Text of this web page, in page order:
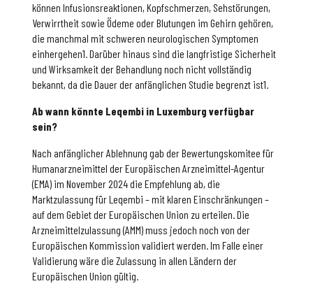
können Infusionsreaktionen, Kopfschmerzen, Sehstörungen,
Verwirrtheit sowie Ödeme oder Blutungen im Gehirn gehören,
die manchmal mit schweren neurologischen Symptomen
einhergehen1. Darüber hinaus sind die langfristige Sicherheit
und Wirksamkeit der Behandlung noch nicht vollständig
bekannt, da die Dauer der anfänglichen Studie begrenzt ist1.
Ab wann könnte Leqembi in Luxemburg verfügbar
sein?
Nach anfänglicher Ablehnung gab der Bewertungskomitee für
Humanarzneimittel der Europäischen Arzneimittel-Agentur
(EMA) im November 2024 die Empfehlung ab, die
Marktzulassung für Leqembi – mit klaren Einschränkungen –
auf dem Gebiet der Europäischen Union zu erteilen. Die
Arzneimittelzulassung (AMM) muss jedoch noch von der
Europäischen Kommission validiert werden. Im Falle einer
Validierung wäre die Zulassung in allen Ländern der
Europäischen Union gültig.